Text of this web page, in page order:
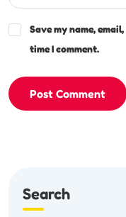
Save my name,
time I comment.
Post Comment
Search